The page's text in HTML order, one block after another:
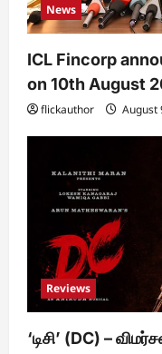
News
ICL Fincorp
on 10th August
flickauthor August
Reviews
‘டிசி’ (DC) –